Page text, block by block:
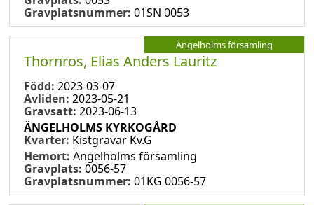
Gravplatsnummer: 01SN 0053
Ängelholms församling
Thörnros, Elias Anders Lauritz
Född: 2023-03-07
Avliden: 2023-05-21
Gravsatt: 2023-06-13
ÄNGELHOLMS KYRKOGÅRD
Kvarter: Kistgravar Kv.G
Hemort: Ängelholms församling
Gravplats: 0056-57
Gravplatsnummer: 01KG 0056-57